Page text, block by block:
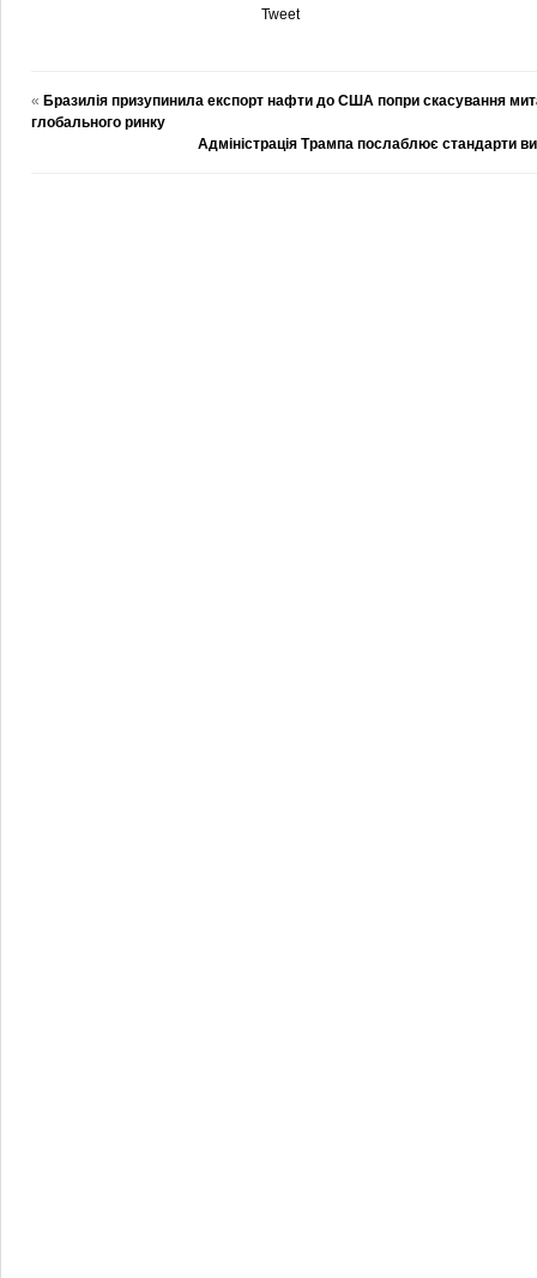
Tweet
« Бразилія призупинила експорт нафти до США попри скасування
глобального ринку
Адміністрація Трампа послаблює стандарти